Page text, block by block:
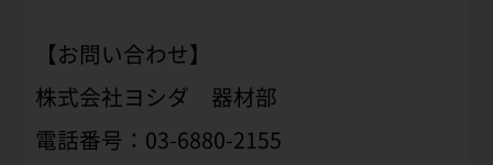
【お問い合わせ】
株式会社ヨシダ 器材部
電話番号：03-6880-2155